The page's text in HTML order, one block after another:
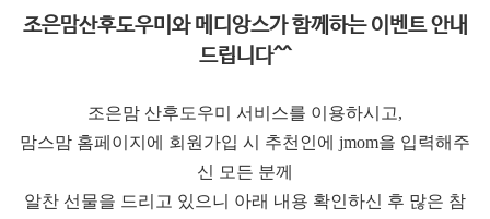
조은맘산후도우미와 메디앙스가 함께하는 이벤트 안내
드립니다^^
조은맘 산후도우미 서비스를 이용하시고,
맘스맘 홈페이지에 회원가입 시 추천인에 jmom을 입력해주
신 모든 분께
알찬 선물을 드리고 있으니 아래 내용 확인하신 후 많은 참